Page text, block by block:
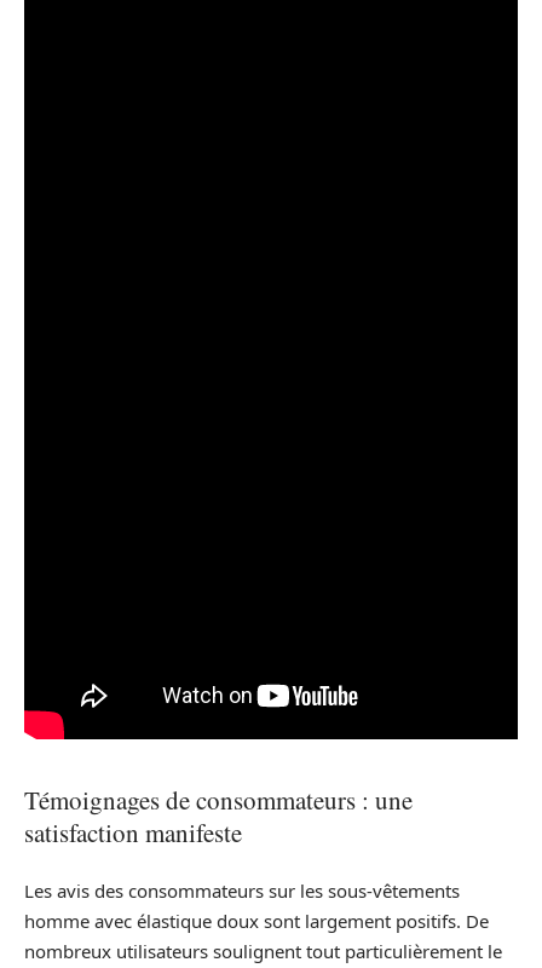
Témoignages de consommateurs : une
satisfaction manifeste
Les avis des consommateurs sur les sous-vêtements
homme avec élastique doux sont largement positifs. De
nombreux utilisateurs soulignent tout particulièrement le